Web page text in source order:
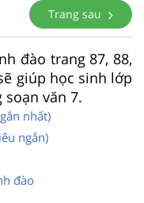
Trang sau
đào trang 87, 88,
giúp học sinh lớp
văn 7.
nhất)
ngắn)
đào